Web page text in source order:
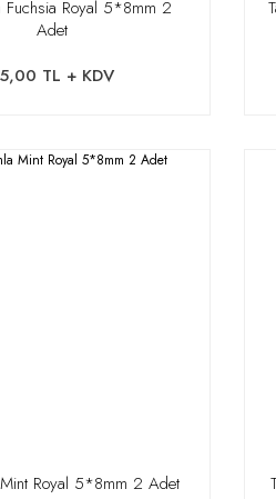
Fuchsia Royal 5*8mm 2
Adet
TL + KDV
Royal 5*8mm 2 Adet